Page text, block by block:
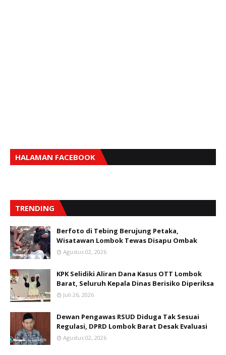
HALAMAN FACEBOOK
TRENDING
Berfoto di Tebing Berujung Petaka,
Wisatawan Lombok Tewas Disapu Ombak
Agustus 02, 2026
KPK Selidiki Aliran Dana Kasus OTT Lombok
Barat, Seluruh Kepala Dinas Berisiko Diperiksa
Juli 26, 2026
Dewan Pengawas RSUD Diduga Tak Sesuai
Regulasi, DPRD Lombok Barat Desak Evaluasi
Agustus 02, 2026